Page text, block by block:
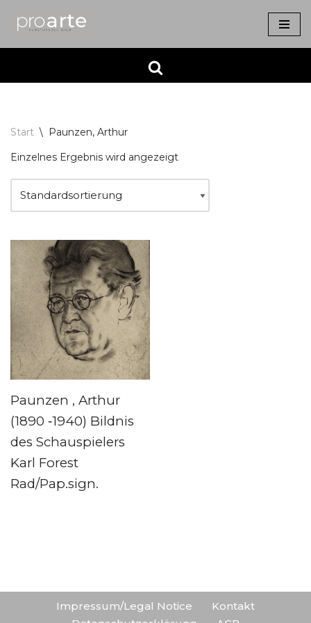
Start \
Paunzen, Arthur
Einzelnes Ergebnis wird angezeigt
Paunzen , Arthur
(1890 ‑1940) Bildnis
des Schauspielers
Karl Forest
Rad/Pap.sign.
Impressum/Legal Notice
Kontakt